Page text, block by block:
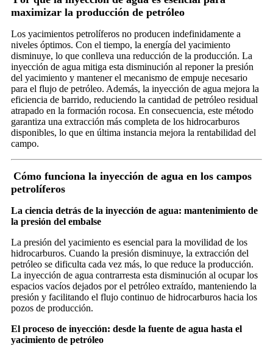
maximizar la producción de petróleo
Los yacimientos petrolíferos no producen indefinidamente a
niveles óptimos. Con el tiempo, la energía del yacimiento
disminuye, lo que conlleva una reducción de la producción. La
inyección de agua mitiga esta disminución al reponer la presión
del yacimiento y mantener el mecanismo de empuje necesario
para el flujo de petróleo. Además, la inyección de agua mejora la
eficiencia de barrido, reduciendo la cantidad de petróleo residual
atrapado en la formación rocosa. En consecuencia, este método
garantiza una extracción más completa de los hidrocarburos
disponibles, lo que en última instancia mejora la rentabilidad del
campo.
Cómo funciona la inyección de agua en los campos
petrolíferos
La ciencia detrás de la inyección de agua: mantenimiento de
la presión del embalse
La presión del yacimiento es esencial para la movilidad de los
hidrocarburos. Cuando la presión disminuye, la extracción del
petróleo se dificulta cada vez más, lo que reduce la producción.
La inyección de agua contrarresta esta disminución al ocupar los
espacios vacíos dejados por el petróleo extraído, manteniendo la
presión y facilitando el flujo continuo de hidrocarburos hacia los
pozos de producción.
El proceso de inyección: desde la fuente de agua hasta el
yacimiento de petróleo